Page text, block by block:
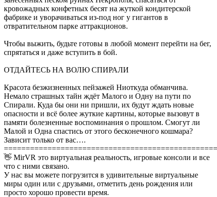
кровожадных конфетных бесят на жуткой кондитерской
фабрике и уворачиваться из-под ног у гигантов в
отвратительном парке аттракционов.
Чтобы выжить, будьте готовы в любой момент перейти на бег,
спрятаться и даже вступить в бой.
ОТДАЙТЕСЬ НА ВОЛЮ СПИРАЛИ
Красота безжизненных пейзажей Ниоткуда обманчива.
Немало страшных тайн ждёт Малого и Одну на пути по
Спирали. Куда бы они ни пришли, их будут ждать новые
опасности и всё более жуткие картины, которые вызовут в
памяти болезненные воспоминания о прошлом. Смогут ли
Малой и Одна спастись от этого бесконечного кошмара?
Зависит только от вас….
👋 MirVR это виртуальная реальность, игровые консоли и все
что с ними связано.
У нас вы можете погрузится в удивительные виртуальные
миры один или с друзьями, отметить день рождения или
просто хорошо провести время.